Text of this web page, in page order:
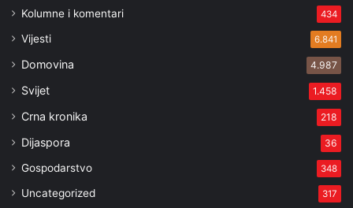
Kolumne i komentari 434
Vijesti 6.841
Domovina 4.987
Svijet 1.458
Crna kronika 218
Dijaspora 36
Gospodarstvo 348
Uncategorized 317